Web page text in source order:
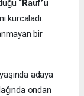
“Rauf’u
kurcaladı.
bir
adaya
ondan